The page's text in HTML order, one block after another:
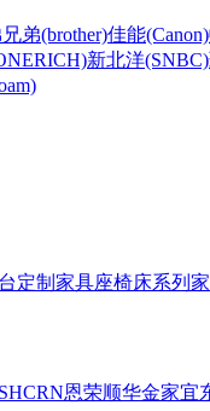
兄弟(brother)佳能(Canon)
新北洋(SNBC)
定制家具座椅床系列
SHCRN恩荣顺华金家宜